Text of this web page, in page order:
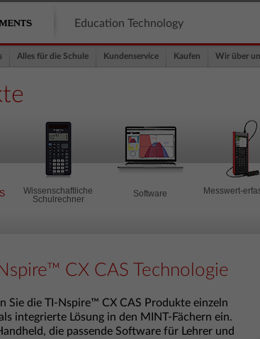
Education Technology
Alles für die Schule Kundenservice Kaufen Wir über
Wissenschaftliche
Schulrechner
Software Messwert-
CX CAS Technologie
Sie die TI-Nspire™ CX CAS Produkte einzeln
integrierte Lösung in den MINT-Fächern ein.
die passende Software für Lehrer und